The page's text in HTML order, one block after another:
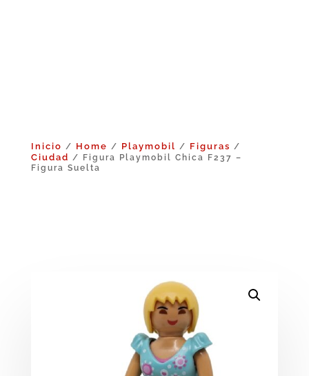
Inicio / Home / Playmobil / Figuras /
Ciudad / Figura Playmobil Chica F237 –
Figura Suelta